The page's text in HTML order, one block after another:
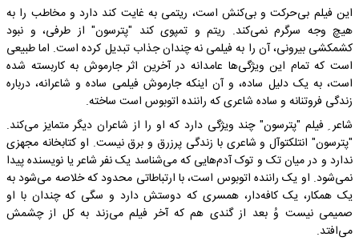
این فیلم بی‌حرکت و بی‌کنش است، ریتمی به غایت کند دارد و مخاطب را به
هیچ وجه سرگرم نمی‌کند. ریتم و تمپوی کند "پترسون" از طرفی، و نبود
کشمکشی بیرونی، آن را به فیلمی نه چندان جذاب تبدیل کرده است. اما طبیعی
است که تمام این ویژگی‌ها عامدانه در آخرین اثر جارموش به کاربسته شده
است، به یک دلیل ساده، و آن اینکه جارموش فیلمی ساده و شاعرانه، درباره
زندگی فروتنانه و ساده شاعری که راننده اتوبوس است ساخته.
شاعر ِ فیلم "پترسون" چند ویژگی دارد که او را از شاعران دیگر متمایز می‌کند.
"پترسون" انتلکتوآل و شاعری با زندگی پرزرق و برق نیست. او کتابخانه مجهزی
ندارد و در میان تک و توک آدم‌هایی که می‌شناسد یک نفر شاعر یا نویسنده پیدا
نمی‌شود. او یک راننده اتوبوس است، با ارتباطاتی محدود که خلاصه می‌شود به
یک همکار، یک کافه‌دار، همسری که دوستش دارد و سگی که چندان با او
صمیمی نیست وُ بعد از گندی هم که آخر فیلم می‌زند به کل از چشمش
می‌افتد.